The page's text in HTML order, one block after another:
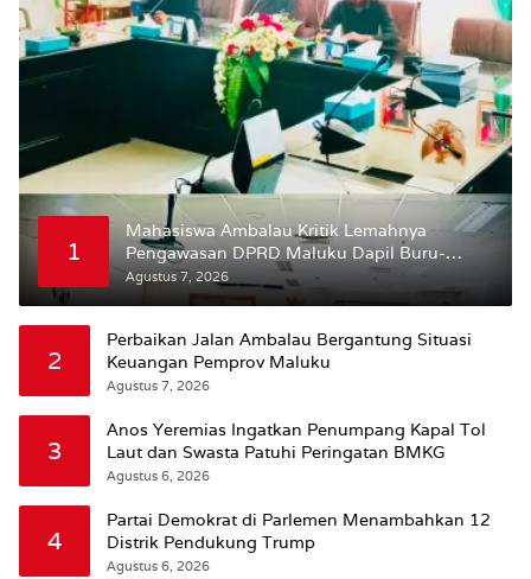
1
Mahasiswa Ambalau Kritik Lemahnya
Pengawasan DPRD Maluku Dapil Buru-
Bursel Terhadap Proses Perubahan Status
Jalan
Agustus 7, 2026
2
Perbaikan Jalan Ambalau Bergantung Situasi
Keuangan Pemprov Maluku
Agustus 7, 2026
3
Anos Yeremias Ingatkan Penumpang Kapal Tol
Laut dan Swasta Patuhi Peringatan BMKG
Agustus 6, 2026
4
Partai Demokrat di Parlemen Menambahkan 12
Distrik Pendukung Trump
Agustus 6, 2026